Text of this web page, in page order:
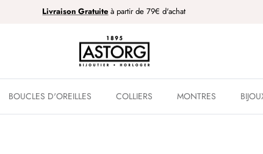
Livraison Gratuite à partir de 79€ d'achat
BOUCLES D'OREILLES COLLIERS MONTRES